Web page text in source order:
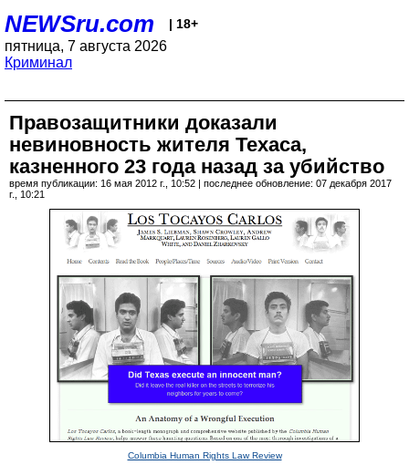
NEWSru.com | 18+
пятница, 7 августа 2026
Криминал
Правозащитники доказали
невиновность жителя Техаса,
казненного 23 года назад за убийство
время публикации: 16 мая 2012 г., 10:52 | последнее обновление: 07 декабря 2017
г., 10:21
Columbia Human Rights Law Review